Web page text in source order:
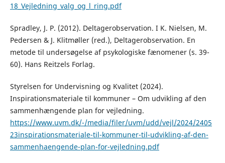
18_Vejledning_valg_og_l_ring.pdf
Spradley, J. P. (2012). Deltagerobservation. I K. Nielsen, M.
Pedersen & J. Klitmøller (red.), Deltagerobservation. En
metode til undersøgelse af psykologiske fænomener (s. 39-
60). Hans Reitzels Forlag.
Styrelsen for Undervisning og Kvalitet (2024).
Inspirationsmateriale til kommuner – Om udvikling af den
sammenhængende plan for vejledning.
https://www.uvm.dk/-/media/filer/uvm/udd/vejl/2024/2405
23inspirationsmateriale-til-kommuner-til-udvikling-af-den-
sammenhaengende-plan-for-vejledning.pdf